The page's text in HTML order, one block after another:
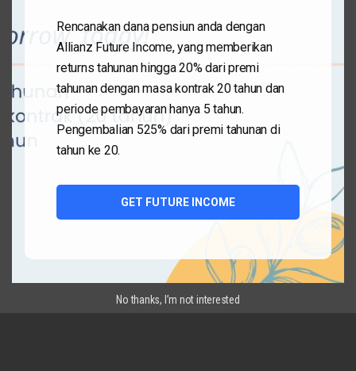
NASABAH, PLEASE JANGAN LAPSE!
by Lifeinbiz October 10, 2016
Sedih sekali rasanya belum berhasil menumbuhkan
rasa penting memiliki polis aktif pada salah seorang
nasabah, yang kebetulan juga merupakan teman baik.
Karena teman, saya tahu masalahnya bukan di uang.
Anda tahu kan kata-kata bijak, “if it’s important to you,
you will…Read More »
Rencanakan dana pensiun anda dengan
Allianz Future Income, yang memberikan
returns tahunan hingga 20% dari premi
tahunan dengan masa kontrak 20 tahun dan
periode pembayaran hanya 5 tahun.
Pengembalian 525% dari premi tahunan di
tahun ke 20.
GET FUTURE INCOME
No thanks, I’m not interested